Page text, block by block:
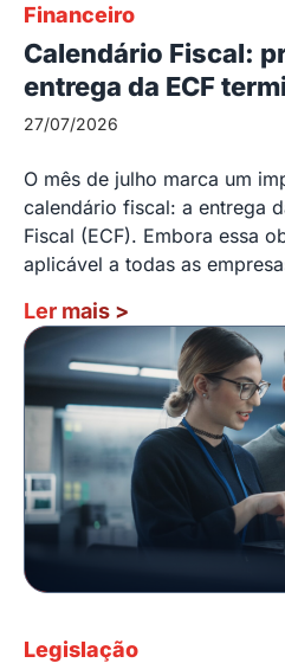
Financeiro
Calendário Fiscal:
entrega da ECF
27/07/2026
O mês de julho marca um
calendário fiscal: a entrega
Fiscal (ECF). Embora essa
aplicável a todas as
Ler mais >
Legislação